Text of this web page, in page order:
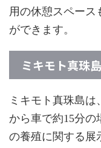
用の休憩スペース
ができます。
ミキモト真珠島
ミキモト真珠島
から車で約15分
の養殖に関する展